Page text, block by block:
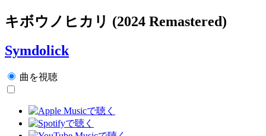
キボウノヒカリ (2024 Remastered)
Symdolick
曲を視聴